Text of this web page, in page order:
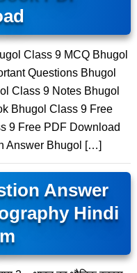
Class 9 MCQ Bhugol
Questions Bhugol
Class 9 Notes Bhugol
Bhugol Class 9 Free
9 Free PDF Download
Answer Bhugol […]
Answer
Hindi